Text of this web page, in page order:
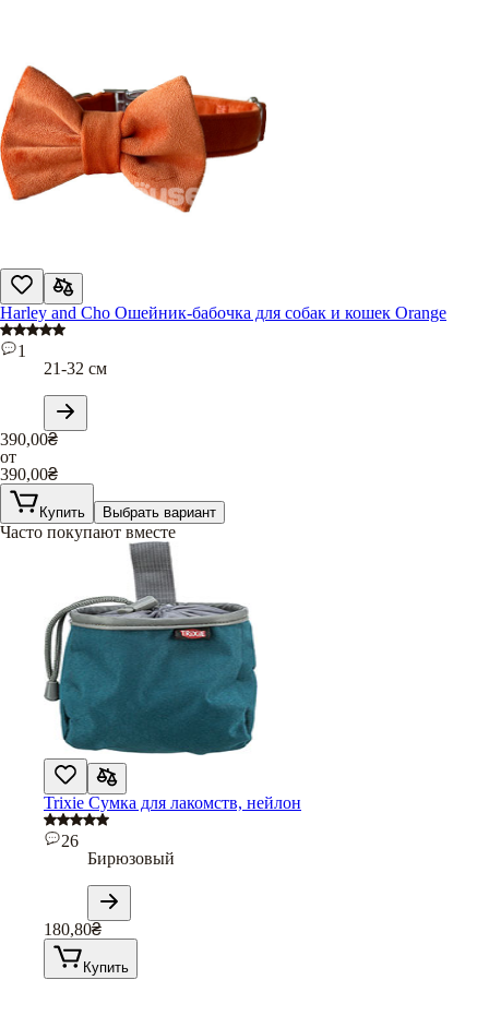
Harley and Cho Ошейник-бабочка для собак и кошек Orange
1
21-32 см
390,00₴
от
390,00₴
Купить Выбрать вариант
Часто покупают вместе
Trixie Сумка для лакомств, нейлон
26
Бирюзовый
180,80₴
Купить